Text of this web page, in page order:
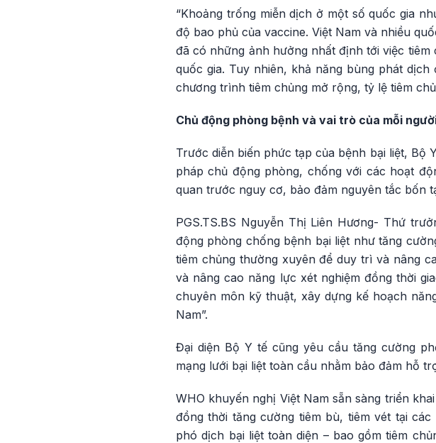
“Khoảng trống miễn dịch ở một số quốc gia
độ bao phủ của vaccine. Việt Nam và nhiều
đã có những ảnh hưởng nhất định tới việc
quốc gia. Tuy nhiên, khả năng bùng phát
chương trình tiêm chủng mở rộng, tỷ lệ tiêm
Chủ động phòng bệnh và vai trò của mỗi
Trước diễn biến phức tạp của bệnh bại liệt,
pháp chủ động phòng, chống với các hoạt
quan trước nguy cơ, bảo đảm nguyên tắc bốn
PGS.TS.BS Nguyễn Thị Liên Hương- Thứ
động phòng chống bệnh bại liệt như tăng
tiêm chủng thường xuyên để duy trì và nâng
và nâng cao năng lực xét nghiệm đồng thời
chuyên môn kỹ thuật, xây dựng kế hoạch
Nam”.
Đại diện Bộ Y tế cũng yêu cầu tăng cường
mạng lưới bại liệt toàn cầu nhằm bảo đảm hỗ
WHO khuyến nghị Việt Nam sẵn sàng triển
đồng thời tăng cường tiêm bù, tiêm vét tại
phó dịch bại liệt toàn diện – bao gồm tiêm